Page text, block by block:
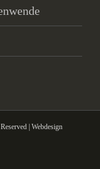
| Webdesign